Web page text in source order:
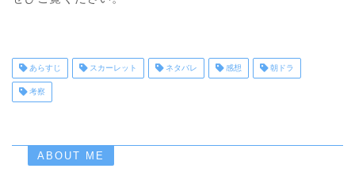
あらすじ スカーレット ネタバレ 感想 朝ドラ
考察
ABOUT ME